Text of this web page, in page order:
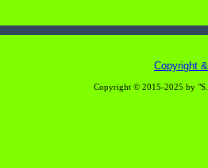
Copyright
Copyright © 2015-2025 by